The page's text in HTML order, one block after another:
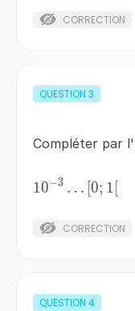
CORRECTION
QUESTION 3
Compléter par
10^{-3}\ldots
10−3 … [0; 1
CORRECTION
QUESTION 4